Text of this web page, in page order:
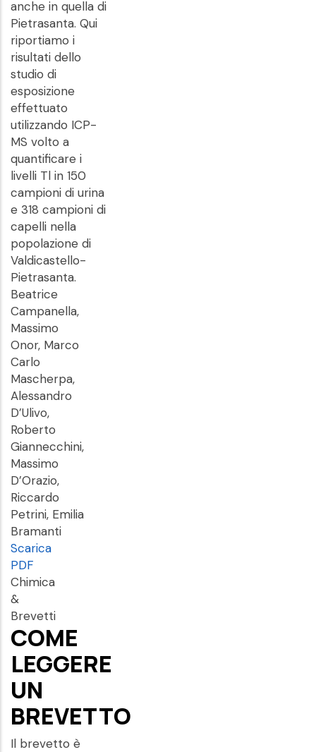
anche in quella di
Pietrasanta. Qui
riportiamo i
risultati dello
studio di
esposizione
effettuato
utilizzando ICP-
MS volto a
quantificare i
livelli Tl in 150
campioni di urina
e 318 campioni di
capelli nella
popolazione di
Valdicastello-
Pietrasanta.
Beatrice
Campanella,
Massimo
Onor, Marco
Carlo
Mascherpa,
Alessandro
D’Ulivo,
Roberto
Giannecchini,
Massimo
D’Orazio,
Riccardo
Petrini, Emilia
Bramanti
Scarica
PDF
Chimica
&
Brevetti
COME
LEGGERE
UN
BREVETTO
Il brevetto è